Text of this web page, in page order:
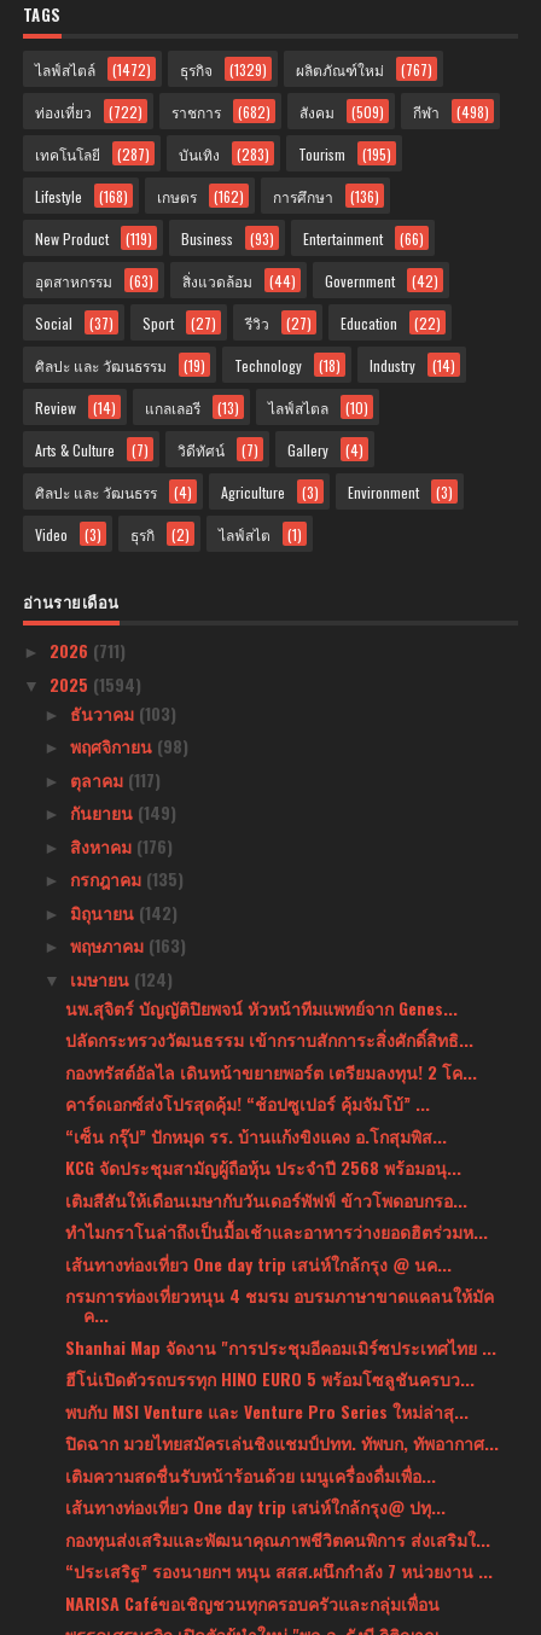
TAGS
ไลฟ์สไตล์ (1472) ธุรกิจ (1329) ผลิตภัณฑ์ใหม่ (767)
ท่องเที่ยว (722) ราชการ (682) สังคม (509) กีฬา (498)
เทคโนโลยี (287) บันเทิง (283) Tourism (195)
Lifestyle (168) เกษตร (162) การศึกษา (136)
New Product (119) Business (93) Entertainment (66)
อุตสาหกรรม (63) สิ่งแวดล้อม (44) Government (42)
Social (37) Sport (27) รีวิว (27) Education (22)
ศิลปะ และ วัฒนธรรม (19) Technology (18) Industry (14)
Review (14) แกลเลอรี (13) ไลฟ์สไตล (10)
Arts & Culture (7) วิดีทัศน์ (7) Gallery (4)
ศิลปะ และ วัฒนธรร (4) Agriculture (3) Environment (3)
Video (3) ธุรกิ (2) ไลฟ์สไต (1)
อ่านรายเดือน
► 2026 (711)
▼ 2025 (1594)
► ธันวาคม (103)
► พฤศจิกายน (98)
► ตุลาคม (117)
► กันยายน (149)
► สิงหาคม (176)
► กรกฎาคม (135)
► มิถุนายน (142)
► พฤษภาคม (163)
▼ เมษายน (124)
นพ.สุจิตร์ บัญญัติปิยพจน์ หัวหน้าทีมแพทย์จาก Genes...
ปลัดกระทรวงวัฒนธรรม เข้ากราบสักการะสิ่งศักดิ์สิทธิ...
กองทรัสต์อัลไล เดินหน้าขยายพอร์ต เตรียมลงทุน! 2 โค...
คาร์ดเอกซ์ส่งโปรสุดคุ้ม! “ช้อปซูเปอร์ คุ้มจัมโบ้” ...
“เซ็น กรุ๊ป” ปักหมุด รร. บ้านแก้งขิงแคง อ.โกสุมพิส...
KCG จัดประชุมสามัญผู้ถือหุ้น ประจำปี 2568 พร้อมอนุ...
เติมสีสันให้เดือนเมษากับวันเดอร์พัฟฟ์ ข้าวโพดอบกรอ...
ทำไมกราโนล่าถึงเป็นมื้อเช้าและอาหารว่างยอดฮิตร่วมห...
เส้นทางท่องเที่ยว One day trip เสน่ห์ใกล้กรุง @ นค...
กรมการท่องเที่ยวหนุน 4 ชมรม อบรมภาษาขาดแคลนให้มัค
ค...
Shanhai Map จัดงาน "การประชุมอีคอมเมิร์ซประเทศไทย ...
ฮีโน่เปิดตัวรถบรรทุก HINO EURO 5 พร้อมโซลูชันครบว...
พบกับ MSI Venture และ Venture Pro Series ใหม่ล่าสุ...
ปิดฉาก มวยไทยสมัครเล่นชิงแชมป์ปทท. ทัพบก, ทัพอากาศ...
เติมความสดชื่นรับหน้าร้อนด้วย เมนูเครื่องดื่มเพื่อ...
เส้นทางท่องเที่ยว One day trip เสน่ห์ใกล้กรุง@ ปทุ...
กองทุนส่งเสริมและพัฒนาคุณภาพชีวิตคนพิการ ส่งเสริมใ...
“ประเสริฐ” รองนายกฯ หนุน สสส.ผนึกกำลัง 7 หน่วยงาน ...
NARISA Caféขอเชิญชวนทุกครอบครัวและกลุ่มเพื่อน